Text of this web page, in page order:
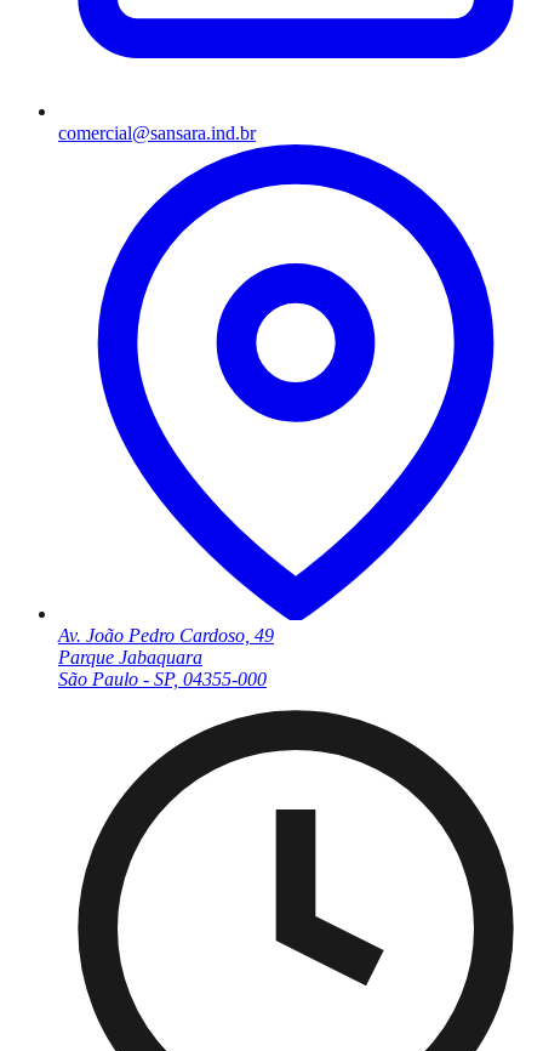
comercial@sansara.ind.br
Av. João Pedro Cardoso, 49
Parque Jabaquara
São Paulo - SP, 04355-000